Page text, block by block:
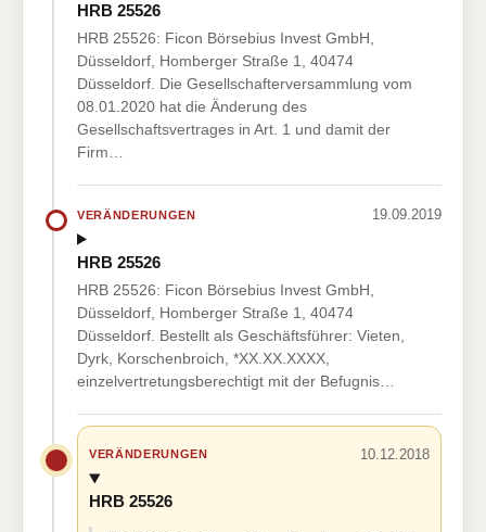
HRB 25526
HRB 25526: Ficon Börsebius Invest GmbH,
Düsseldorf, Homberger Straße 1, 40474
Düsseldorf. Die Gesellschafterversammlung vom
08.01.2020 hat die Änderung des
Gesellschaftsvertrages in Art. 1 und damit der
Firm…
VERÄNDERUNGEN 19.09.2019
HRB 25526
HRB 25526: Ficon Börsebius Invest GmbH,
Düsseldorf, Homberger Straße 1, 40474
Düsseldorf. Bestellt als Geschäftsführer: Vieten,
Dyrk, Korschenbroich, *XX.XX.XXXX,
einzelvertretungsberechtigt mit der Befugnis…
VERÄNDERUNGEN 10.12.2018
HRB 25526